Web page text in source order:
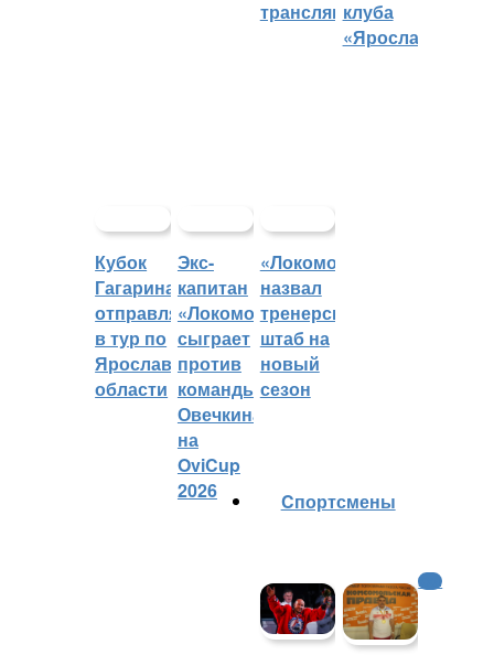
трансляцийклуба
«Ярославич»
Кубок
Гагарина
отправляется
в тур по
Ярославской
области
Экс-
капитан
«Локомотива»
сыграет
против
команды
Овечкина
на
OviCup
2026
«Локомотив»
назвал
тренерский
штаб на
новый
сезон
Cпортсмены
КХЛ